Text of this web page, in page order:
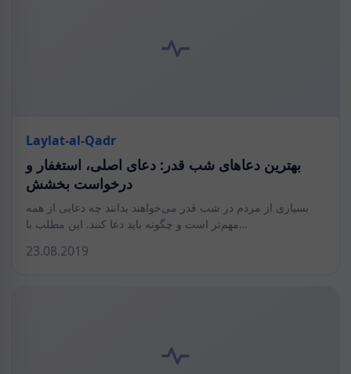
Laylat-al-Qadr
بهترین دعاهای شب قدر: دعای اصلی، استغفار و
درخواست بخشش
بسیاری از مردم در شب قدر می‌خواهند بدانند چه دعایی از همه
مهم‌تر است و چگونه باید دعا کنند. این مطلب با…
23.08.2019